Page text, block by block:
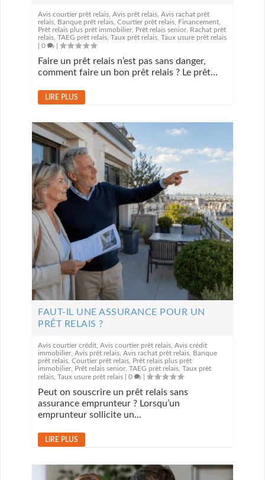
Avis courtier prêt relais ,Avis prêt relais ,Avis rachat prêt
relais Banque prêt relais ,Courtier prêt relais Financement
Prêt relais plus prêt immobilier Prêt relais senior Rachat prêt
relais ,TAEG prêt relais ,Taux prêt relais ,Taux usure prêt relais
|0 |
Faire un prêt relais n’est pas sans danger,
comment faire un bon prêt relais ? Le prêt...
LIRE PLUS
FAUT-IL UNE ASSURANCE POUR UN
PRÊT RELAIS ?
Avis courtier crédit ,Avis courtier prêt relais ,Avis crédit
immobilier ,Avis prêt relais ,Avis rachat prêt relais Banque
prêt relais ,Courtier prêt relais Prêt relais plus prêt
immobilier Prêt relais senior ,TAEG prêt relais ,Taux prêt
relais ,Taux usure prêt relais |0 |
Peut on souscrire un prêt relais sans
assurance emprunteur ? Lorsqu’un
emprunteur sollicite un...
LIRE PLUS